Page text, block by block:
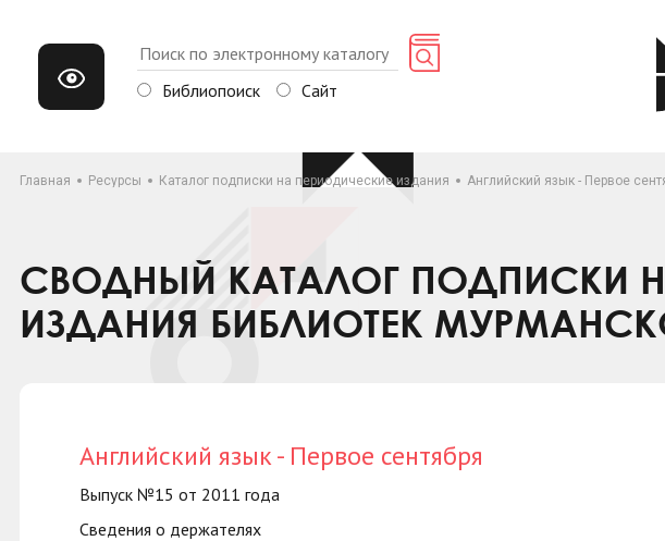
Библиопоиск Сайт
Главная Ресурсы Каталог подписки на периодические издания Английский язык - Первое
СВОДНЫЙ КАТАЛОГ ПОДПИСКИ
ИЗДАНИЯ БИБЛИОТЕК
Английский язык - Первое сентября
Выпуск №15 от 2011 года
Сведения о держателях